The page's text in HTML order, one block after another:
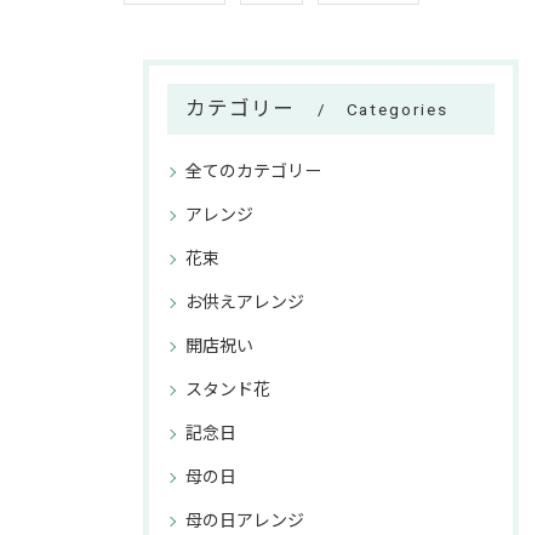
カテゴリー Categories
全てのカテゴリー
アレンジ
花束
お供えアレンジ
開店祝い
スタンド花
記念日
母の日
母の日アレンジ